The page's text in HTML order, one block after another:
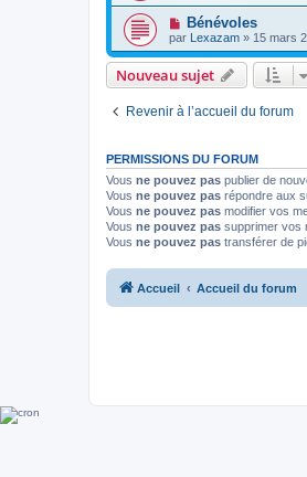
Bénévoles
par Lexazam » 15 mars
Nouveau sujet
Revenir à l’accueil du forum
PERMISSIONS DU FORUM
Vous ne pouvez pas publier de
Vous ne pouvez pas répondre aux
Vous ne pouvez pas modifier vos
Vous ne pouvez pas supprimer vos
Vous ne pouvez pas transférer de
Accueil Accueil du forum